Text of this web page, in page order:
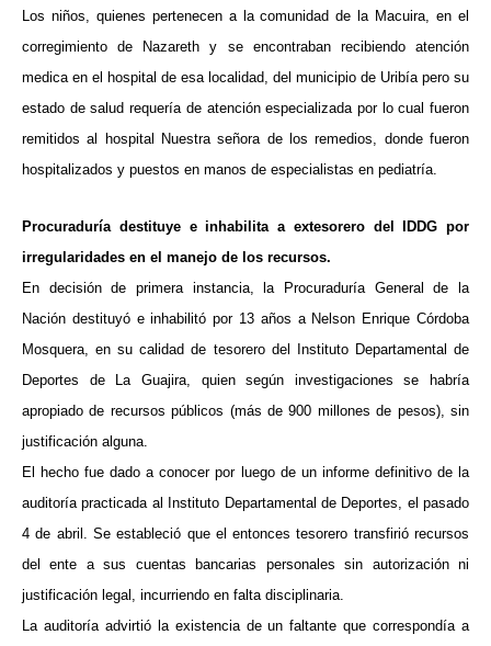
Los niños, quienes pertenecen a la comunidad de la Macuira, en el
corregimiento de Nazareth y se encontraban recibiendo atención
medica en el hospital de esa localidad, del municipio de Uribía pero su
estado de salud requería de atención especializada por lo cual fueron
remitidos al hospital Nuestra señora de los remedios, donde fueron
hospitalizados y puestos en manos de especialistas en pediatría.
Procuraduría destituye e inhabilita a extesorero del IDDG por
irregularidades en el manejo de los recursos.
En decisión de primera instancia, la Procuraduría General de la
Nación destituyó e inhabilitó por 13 años a Nelson Enrique Córdoba
Mosquera, en su calidad de tesorero del Instituto Departamental de
Deportes de La Guajira, quien según investigaciones se habría
apropiado de recursos públicos (más de 900 millones de pesos), sin
justificación alguna.
El hecho fue dado a conocer por luego de un informe definitivo de la
auditoría practicada al Instituto Departamental de Deportes, el pasado
4 de abril. Se estableció que el entonces tesorero transfirió recursos
del ente a sus cuentas bancarias personales sin autorización ni
justificación legal, incurriendo en falta disciplinaria.
La auditoría advirtió la existencia de un faltante que correspondía a